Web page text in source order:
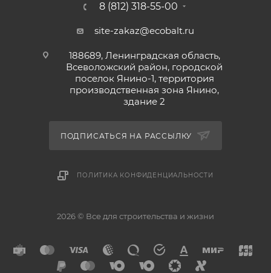
8 (812) 318-55-00
site-zakaz@ecobalt.ru
188689, Ленинградская область,
Всеволожский район, городской
поселок Янино-1, территория
производственная зона Янино,
здание 2
ПОДПИСАТЬСЯ НА РАССЫЛКУ
ПОЛИТИКА КОНФИДЕНЦИАЛЬНОСТИ
2026 © Все для строительства и жизни